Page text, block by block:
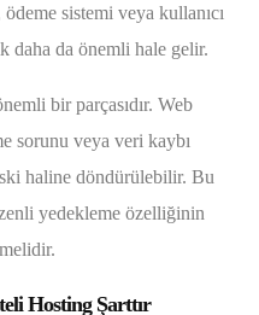
sistemi veya kullanıcı
daha da önemli hale gelir.
bir parçasıdır. Web
sorunu veya veri kaybı
haline döndürülebilir. Bu
yedekleme özelliğinin
Hosting Şarttır